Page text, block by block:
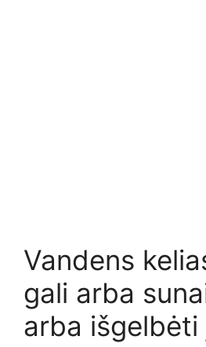
Vandens
gali arba
arba išgelbėti